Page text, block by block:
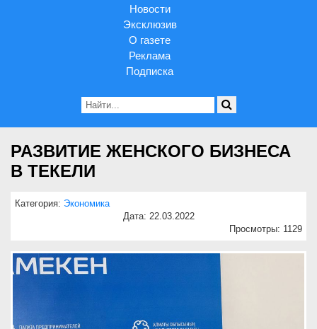
Новости
Эксклюзив
О газете
Реклама
Подписка
РАЗВИТИЕ ЖЕНСКОГО БИЗНЕСА
В ТЕКЕЛИ
Категория: Экономика
Дата: 22.03.2022
Просмотры: 1129